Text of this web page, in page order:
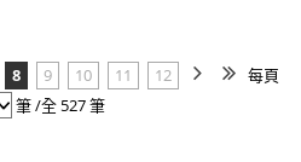
8 9 10 11 12
每頁
筆 /全 527 筆